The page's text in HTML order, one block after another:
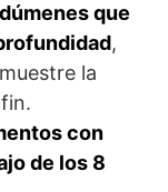
que
,
la
con
de los 8